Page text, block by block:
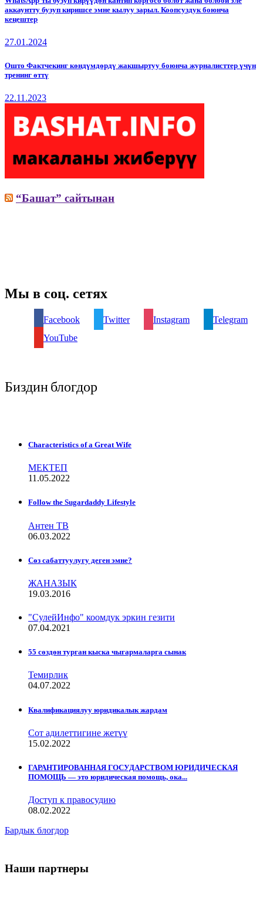
аккаунтту бузуп киришсе эмне кылуу зарыл. Коопсуздук боюнча
кеңештер
27.01.2024
Ошто Фактчекинг көндүмдөрдү жакшыртуу боюнча журналисттер үчүн
тренинг өттү
22.11.2023
“Башат” сайтынан
Мы в соц. сетях
Facebook Twitter Instagram
Telegram
YouTube
Биздин блогдор
Characteristics of a Great Wife
МЕКТЕП
11.05.2022
Follow the Sugardaddy Lifestyle
Антен ТВ
06.03.2022
Сѳз сабаттуулугу деген эмне?
ЖАНАЗЫК
19.03.2016
"СулейИнфо" коомдук эркин гезити
07.04.2021
55 сөздөн турган кыска чыгармаларга сынак
Темирлик
04.07.2022
Квалификациялуу юридикалык жардам
Сот адилеттигине жетүү
15.02.2022
ГАРАНТИРОВАННАЯ ГОСУДАРСТВОМ ЮРИДИЧЕСКАЯ
ПОМОЩЬ — это юридическая помощь, ока...
Доступ к правосудию
08.02.2022
Бардык блогдор
Наши партнеры